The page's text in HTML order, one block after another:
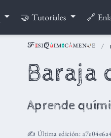
🤝 Tutoriales 🔗
Baraja
Aprende
✍️ Última edición: